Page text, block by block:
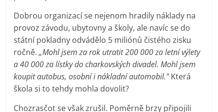
Dobrou organizací se nejenom hradily náklady na
provoz závodu, ubytovny a školy, ale navíc se do
státní pokladny odvádělo 5 miliónů čistého zisku
ročně.„Mohl jsem za rok utratit 200 000 za letní výlety
a 40 000 za lístky do charkovských divadel. Mohl jsem
koupit autobus, osobní i nákladní automobil."Která
škola si to tehdy mohla dovolit?
Chozrasčot se však zrušil. Poměrně brzy připojili